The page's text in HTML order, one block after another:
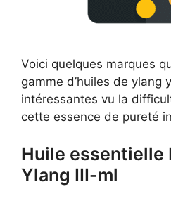
Voici quelques marques
gamme d’huiles de ylang
intéressantes vu la
cette essence de pureté
Huile essentielle
Ylang III-ml